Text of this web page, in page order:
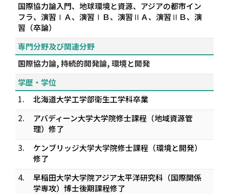
国際協力論入門、地球環境と資源、アジアの都市イン
フラ、演習ⅠＡ、演習ⅠＢ、演習ⅡＡ、演習ⅡＢ、演
習（卒論）
専門分野及び関連分野
国際協力論, 持続的開発論, 環境と開発
学歴・学位
1.
北海道大学工学部衛生工学科卒業
2.
アバディーン大学大学院修士課程（地域資源管
理）修了
3.
ケンブリッジ大学大学院修士課程（環境と開発）
修了
4.
早稲田大学大学院アジア太平洋研究科（国際関係
学専攻）博士後期課程修了